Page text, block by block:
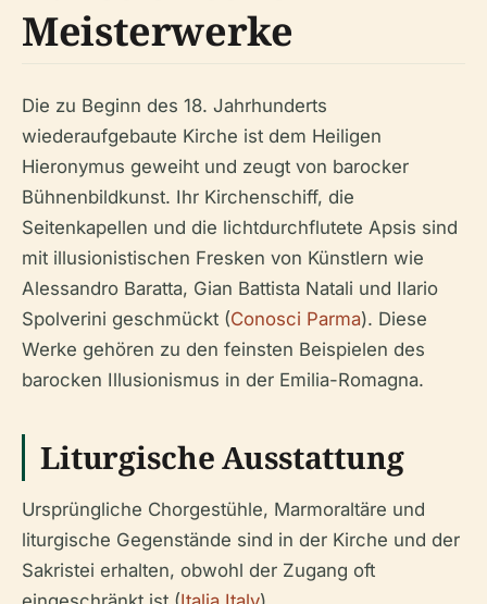
Meisterwerke
Die zu Beginn des 18. Jahrhunderts
wiederaufgebaute Kirche ist dem Heiligen
Hieronymus geweiht und zeugt von barocker
Bühnenbildkunst. Ihr Kirchenschiff, die
Seitenkapellen und die lichtdurchflutete Apsis sind
mit illusionistischen Fresken von Künstlern wie
Alessandro Baratta, Gian Battista Natali und Ilario
Spolverini geschmückt (Conosci Parma). Diese
Werke gehören zu den feinsten Beispielen des
barocken Illusionismus in der Emilia-Romagna.
Liturgische Ausstattung
Ursprüngliche Chorgestühle, Marmoraltäre und
liturgische Gegenstände sind in der Kirche und der
Sakristei erhalten, obwohl der Zugang oft